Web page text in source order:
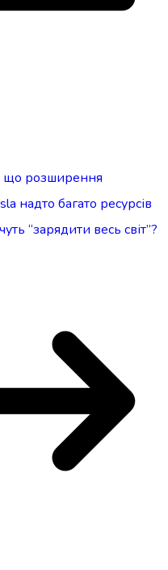
що розширення
надто багато ресурсів
“зарядити весь світ”?